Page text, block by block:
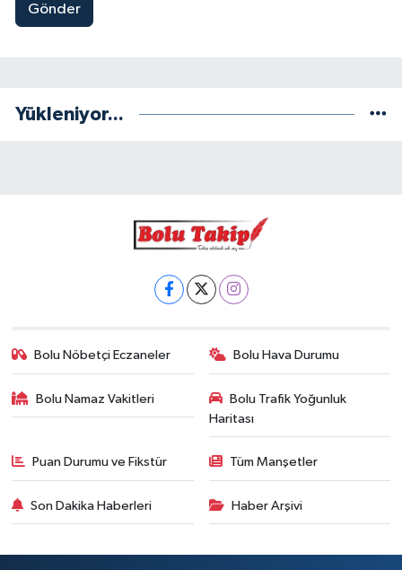
Gönder
Yükleniyor...
Bolu Nöbetçi Eczaneler Bolu Hava Durumu
Bolu Namaz Vakitleri
Bolu Trafik Yoğunluk
Haritası
Puan Durumu ve Fikstür Tüm Manşetler
Son Dakika Haberleri Haber Arşivi